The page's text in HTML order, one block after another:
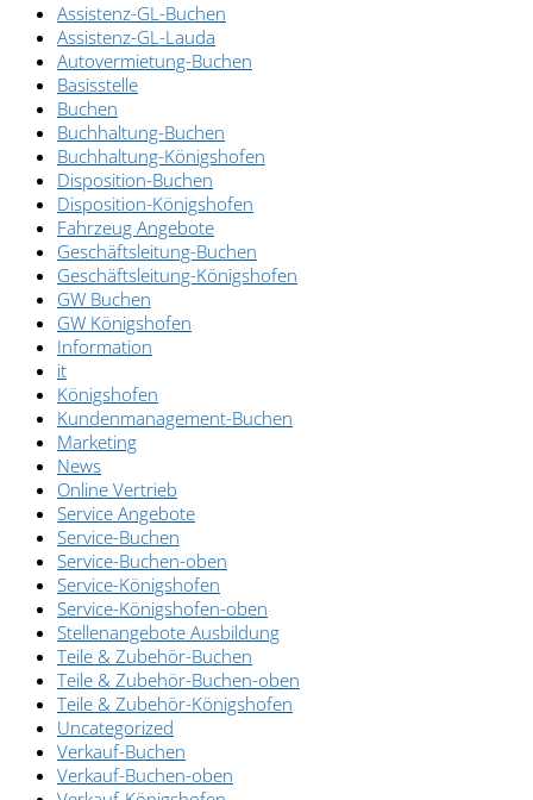
Assistenz-GL-Buchen
Assistenz-GL-Lauda
Autovermietung-Buchen
Basisstelle
Buchen
Buchhaltung-Buchen
Buchhaltung-Königshofen
Disposition-Buchen
Disposition-Königshofen
Fahrzeug Angebote
Geschäftsleitung-Buchen
Geschäftsleitung-Königshofen
GW Buchen
GW Königshofen
Information
it
Königshofen
Kundenmanagement-Buchen
Marketing
News
Online Vertrieb
Service Angebote
Service-Buchen
Service-Buchen-oben
Service-Königshofen
Service-Königshofen-oben
Stellenangebote Ausbildung
Teile & Zubehör-Buchen
Teile & Zubehör-Buchen-oben
Teile & Zubehör-Königshofen
Uncategorized
Verkauf-Buchen
Verkauf-Buchen-oben